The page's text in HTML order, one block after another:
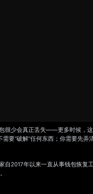
很少会真正丢失——更多时候，
要“破解”任何东西；你需要先
2017年以来一直从事钱包恢复